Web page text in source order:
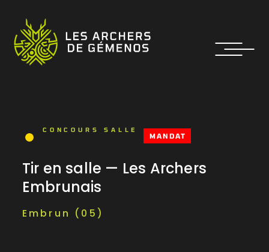
CONCOURS SALLE
MANDAT
Tir en salle — Les Archers
Embrunais
Embrun (05)